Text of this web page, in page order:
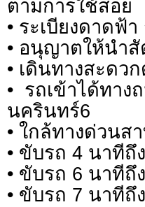
ตามการใช้สอย
• ระเบียงดาดฟ้า
• อนุญาตให้นำสั
• เดินทางสะดว
• รถเข้าได้ทา
นครินทร์6
• ใกล้ทางด่วนส
• ขับรถ 4 นาทีถึ
• ขับรถ 6 นาทีถึ
• ขับรถ 7 นาทีถึ